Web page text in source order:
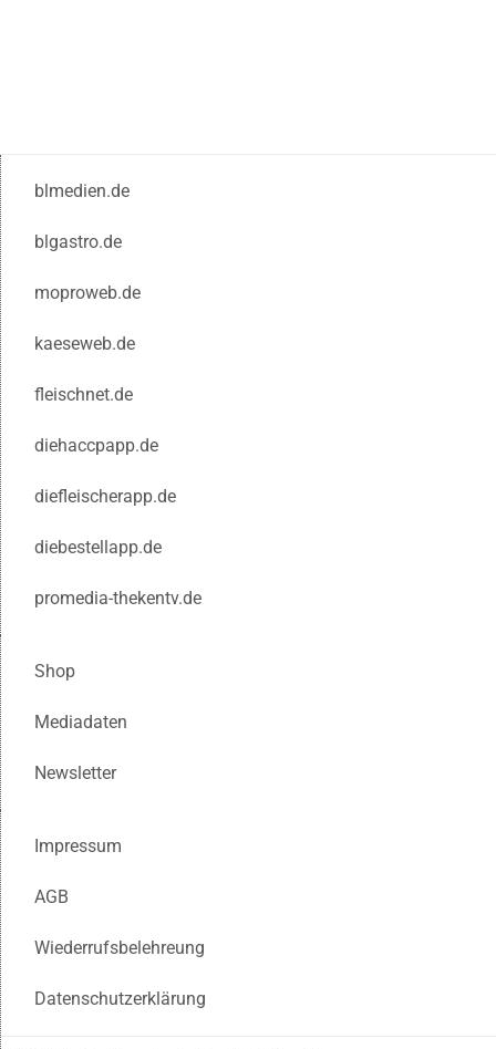
blmedien.de
blgastro.de
moproweb.de
kaeseweb.de
fleischnet.de
diehaccpapp.de
diefleischerapp.de
diebestellapp.de
promedia-thekentv.de
Shop
Mediadaten
Newsletter
Impressum
AGB
Wiederrufsbelehreung
Datenschutzerklärung